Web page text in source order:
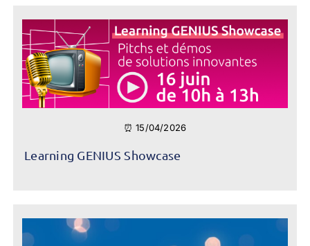
⏰ 15/04/2026
Learning GENIUS Showcase